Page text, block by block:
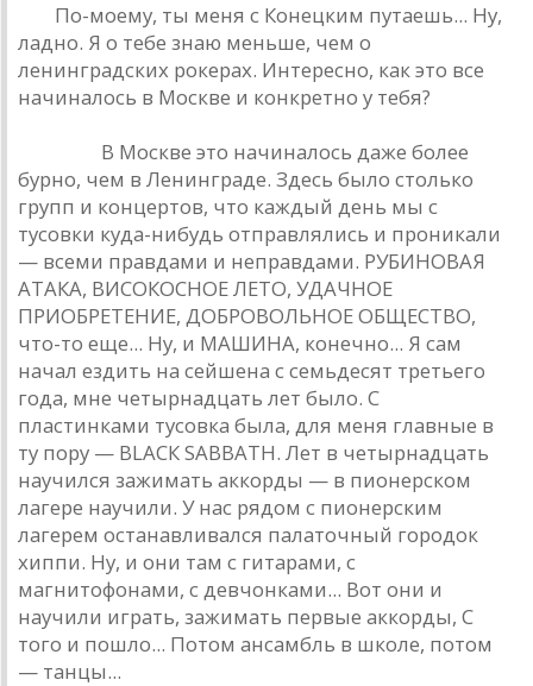
По-моему, ты меня с Конецким путаешь... Ну,
ладно. Я о тебе знаю меньше, чем о
ленинградских рокерах. Интересно, как это все
начиналось в Москве и конкретно у тебя?
В Москве это начиналось даже более
бурно, чем в Ленинграде. Здесь было столько
групп и концертов, что каждый день мы с
тусовки куда-нибудь отправлялись и проникали
— всеми правдами и неправдами. РУБИНОВАЯ
АТАКА, ВИСОКОСНОЕ ЛЕТО, УДАЧНОЕ
ПРИОБРЕТЕНИЕ, ДОБРОВОЛЬНОЕ ОБЩЕСТВО,
что-то еще... Ну, и МАШИНА, конечно... Я сам
начал ездить на сейшена с семьдесят третьего
года, мне четырнадцать лет было. С
пластинками тусовка была, для меня главные в
ту пору — ВLАСК SABBATH. Лет в четырнадцать
научился зажимать аккорды — в пионерском
лагере научили. У нас рядом с пионерским
лагерем останавливался палаточный городок
хиппи. Ну, и они там с гитарами, с
магнитофонами, с девчонками... Вот они и
научили играть, зажимать первые аккорды, С
того и пошло... Потом ансамбль в школе, потом
— танцы...